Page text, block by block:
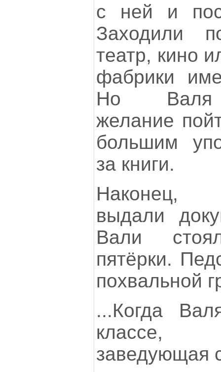
с ней и
Заходили
театр, кино
фабрики
Но Валя
желание
большим
за книги.
Наконец,
выдали
Вали
пятёрки.
похвальной
...Когда
классе,
заведующая